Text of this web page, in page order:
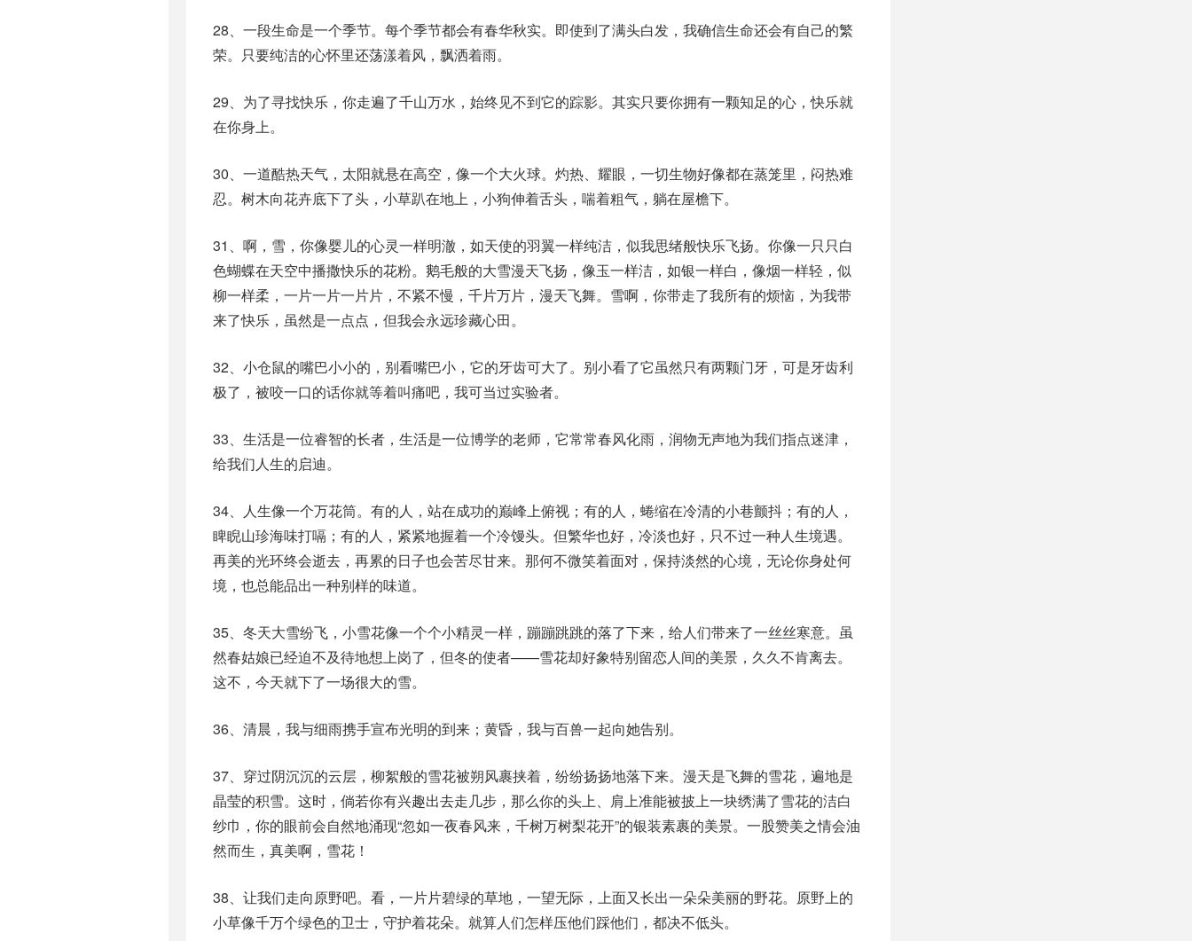
28、一段生命是一个季节。每个季节都会有春华秋实。即使到了满头白发，我确信生命还会有自己的繁
荣。只要纯洁的心怀里还荡漾着风，飘洒着雨。
29、为了寻找快乐，你走遍了千山万水，始终见不到它的踪影。其实只要你拥有一颗知足的心，快乐就
在你身上。
30、一道酷热天气，太阳就悬在高空，像一个大火球。灼热、耀眼，一切生物好像都在蒸笼里，闷热难
忍。树木向花卉底下了头，小草趴在地上，小狗伸着舌头，喘着粗气，躺在屋檐下。
31、啊，雪，你像婴儿的心灵一样明澈，如天使的羽翼一样纯洁，似我思绪般快乐飞扬。你像一只只白
色蝴蝶在天空中播撒快乐的花粉。鹅毛般的大雪漫天飞扬，像玉一样洁，如银一样白，像烟一样轻，似
柳一样柔，一片一片一片片，不紧不慢，千片万片，漫天飞舞。雪啊，你带走了我所有的烦恼，为我带
来了快乐，虽然是一点点，但我会永远珍藏心田。
32、小仓鼠的嘴巴小小的，别看嘴巴小，它的牙齿可大了。别小看了它虽然只有两颗门牙，可是牙齿利
极了，被咬一口的话你就等着叫痛吧，我可当过实验者。
33、生活是一位睿智的长者，生活是一位博学的老师，它常常春风化雨，润物无声地为我们指点迷津，
给我们人生的启迪。
34、人生像一个万花筒。有的人，站在成功的巅峰上俯视；有的人，蜷缩在冷清的小巷颤抖；有的人，
睥睨山珍海味打嗝；有的人，紧紧地握着一个冷馒头。但繁华也好，冷淡也好，只不过一种人生境遇。
再美的光环终会逝去，再累的日子也会苦尽甘来。那何不微笑着面对，保持淡然的心境，无论你身处何
境，也总能品出一种别样的味道。
35、冬天大雪纷飞，小雪花像一个个小精灵一样，蹦蹦跳跳的落了下来，给人们带来了一丝丝寒意。虽
然春姑娘已经迫不及待地想上岗了，但冬的使者——雪花却好象特别留恋人间的美景，久久不肯离去。
这不，今天就下了一场很大的雪。
36、清晨，我与细雨携手宣布光明的到来；黄昏，我与百兽一起向她告别。
37、穿过阴沉沉的云层，柳絮般的雪花被朔风裹挟着，纷纷扬扬地落下来。漫天是飞舞的雪花，遍地是
晶莹的积雪。这时，倘若你有兴趣出去走几步，那么你的头上、肩上准能被披上一块绣满了雪花的洁白
纱巾，你的眼前会自然地涌现“忽如一夜春风来，千树万树梨花开”的银装素裹的美景。一股赞美之情会油
然而生，真美啊，雪花！
38、让我们走向原野吧。看，一片片碧绿的草地，一望无际，上面又长出一朵朵美丽的野花。原野上的
小草像千万个绿色的卫士，守护着花朵。就算人们怎样压他们踩他们，都决不低头。